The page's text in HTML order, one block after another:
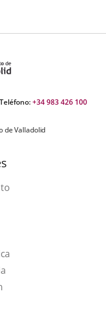
+34 983 426 100
de Valladolid